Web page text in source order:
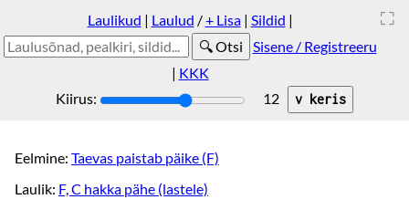
Laulikud | Laulud /+ Lisa| Sildid |
Sisene / Registreeru
| KKK
Kiirus:
12
Eelmine: Taevas paistab päike (F)
Laulik: F, C hakka pähe (lastele)